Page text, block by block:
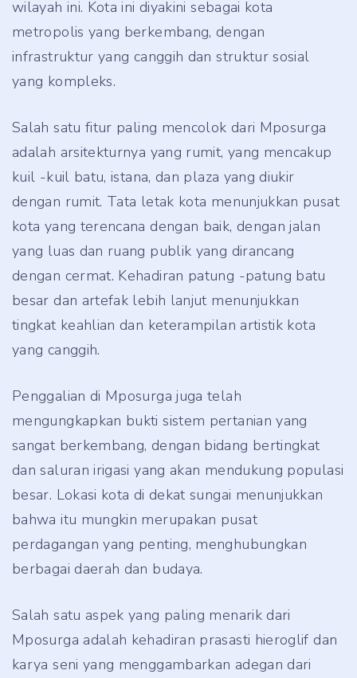
wilayah ini. Kota ini diyakini sebagai kota
metropolis yang berkembang, dengan
infrastruktur yang canggih dan struktur sosial
yang kompleks.
Salah satu fitur paling mencolok dari Mposurga
adalah arsitekturnya yang rumit, yang mencakup
kuil -kuil batu, istana, dan plaza yang diukir
dengan rumit. Tata letak kota menunjukkan pusat
kota yang terencana dengan baik, dengan jalan
yang luas dan ruang publik yang dirancang
dengan cermat. Kehadiran patung -patung batu
besar dan artefak lebih lanjut menunjukkan
tingkat keahlian dan keterampilan artistik kota
yang canggih.
Penggalian di Mposurga juga telah
mengungkapkan bukti sistem pertanian yang
sangat berkembang, dengan bidang bertingkat
dan saluran irigasi yang akan mendukung populasi
besar. Lokasi kota di dekat sungai menunjukkan
bahwa itu mungkin merupakan pusat
perdagangan yang penting, menghubungkan
berbagai daerah dan budaya.
Salah satu aspek yang paling menarik dari
Mposurga adalah kehadiran prasasti hieroglif dan
karya seni yang menggambarkan adegan dari